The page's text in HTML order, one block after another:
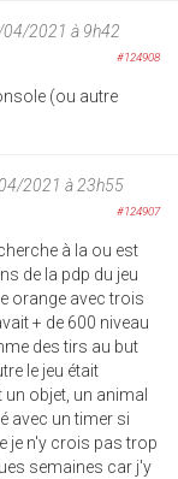
04/2021 à 9h42
#124908
(ou autre
2021 à 23h55
#124907
à la ou est
de la pdp du jeu
orange avec trois
+ de 600 niveau
des tirs au but
le jeu était
objet, un animal
avec un timer si
je n'y crois pas trop
semaines car j'y